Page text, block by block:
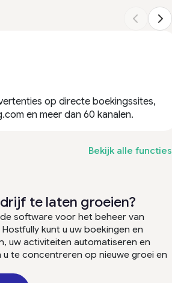
op directe boekingssites,
en meer dan 60 kanalen.
Bekijk alle functies
te laten groeien?
software voor het beheer van
kunt u uw boekingen en
uw activiteiten automatiseren en
te concentreren op nieuwe groei en